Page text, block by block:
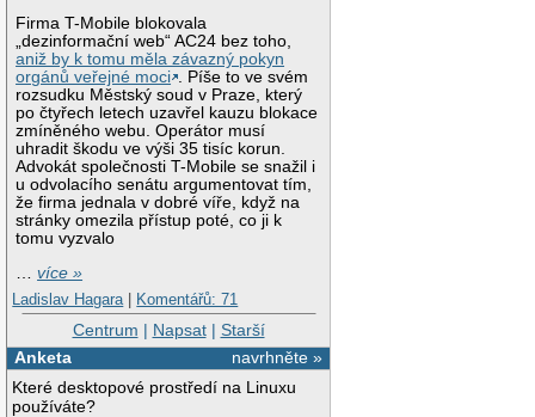
Firma T-Mobile blokovala
„dezinformační web“ AC24 bez toho,
aniž by k tomu měla závazný pokyn
orgánů veřejné moci . Píše to ve svém
rozsudku Městský soud v Praze, který
po čtyřech letech uzavřel kauzu blokace
zmíněného webu. Operátor musí
uhradit škodu ve výši 35 tisíc korun.
Advokát společnosti T-Mobile se snažil i
u odvolacího senátu argumentovat tím,
že firma jednala v dobré víře, když na
stránky omezila přístup poté, co ji k
tomu vyzvalo
…více »
Ladislav Hagara | Komentářů: 71
Centrum | Napsat| Starší
navrhněte »
Anketa
Které desktopové prostředí na Linuxu
používáte?